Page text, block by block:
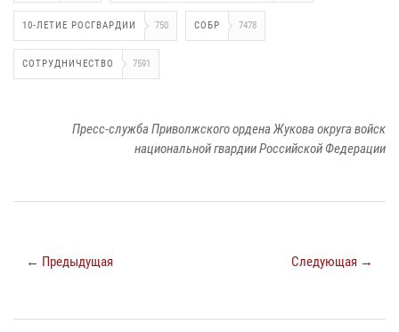
10-ЛЕТИЕ РОСГВАРДИИ 750 СОБР 7478
СОТРУДНИЧЕСТВО 7591
Пресс-служба Приволжского ордена Жукова округа войск
национальной гвардии Российской Федерации
← Предыдущая Следующая →